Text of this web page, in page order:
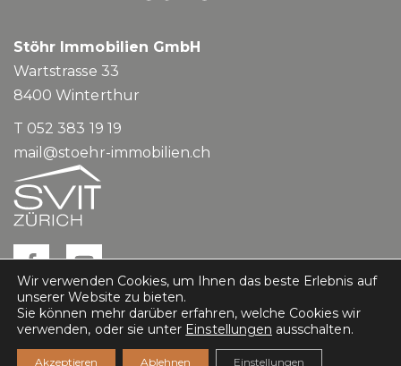
Stöhr Immobilien GmbH
Wartstrasse 33
8400Winterthur
T 052 383 19 19
mail@stoehr-immobilien.ch
Impressum
Datenschutz
Wir verwenden Cookies, um Ihnen das beste Erlebnis auf
unserer Website zu bieten.
Sie können mehr darüber erfahren, welche Cookies wir
verwenden, oder sie unter Einstellungen ausschalten.
Akzeptieren Ablehnen Einstellungen